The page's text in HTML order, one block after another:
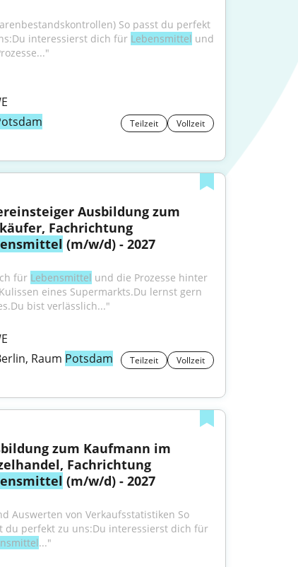
So passt du perfekt
interessierst dich für Lebensmittel und
Teilzeit Vollzeit
Ausbildung zum
Verkäufer, Fachrichtung
(m/w/d) - 2027
für Lebensmittel und die Prozesse hinter
eines Supermarkts.Du lernst gern
bist verlässlich..."
Raum Potsdam Teilzeit Vollzeit
zum Kaufmann im
Einzelhandel, Fachrichtung
(m/w/d) - 2027
Auswerten von Verkaufsstatistiken So
passt du perfekt zu uns:Du interessierst dich für
..."